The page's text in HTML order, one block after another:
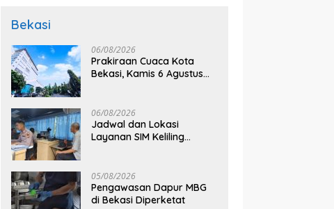
Bekasi
06/08/2026
Prakiraan Cuaca Kota
Bekasi, Kamis 6 Agustus
06/08/2026
Jadwal dan Lokasi
Layanan SIM Keliling
05/08/2026
Pengawasan Dapur MBG
di Bekasi Diperketat